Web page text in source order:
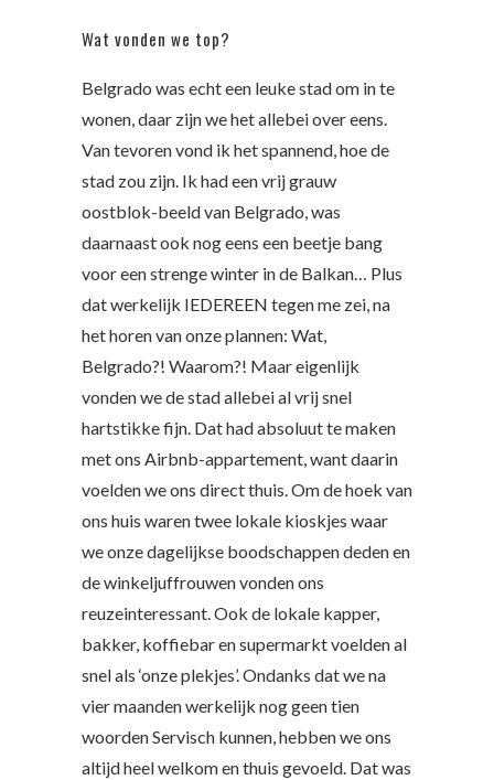
Wat vonden we top?
Belgrado was echt een leuke stad om in te
wonen, daar zijn we het allebei over eens.
Van tevoren vond ik het spannend, hoe de
stad zou zijn. Ik had een vrij grauw
oostblok-beeld van Belgrado, was
daarnaast ook nog eens een beetje bang
voor een strenge winter in de Balkan… Plus
dat werkelijk IEDEREEN tegen me zei, na
het horen van onze plannen: Wat,
Belgrado?! Waarom?! Maar eigenlijk
vonden we de stad allebei al vrij snel
hartstikke fijn. Dat had absoluut te maken
met ons Airbnb-appartement, want daarin
voelden we ons direct thuis. Om de hoek van
ons huis waren twee lokale kioskjes waar
we onze dagelijkse boodschappen deden en
de winkeljuffrouwen vonden ons
reuzeinteressant. Ook de lokale kapper,
bakker, koffiebar en supermarkt voelden al
snel als ‘onze plekjes’. Ondanks dat we na
vier maanden werkelijk nog geen tien
woorden Servisch kunnen, hebben we ons
altijd heel welkom en thuis gevoeld. Dat was